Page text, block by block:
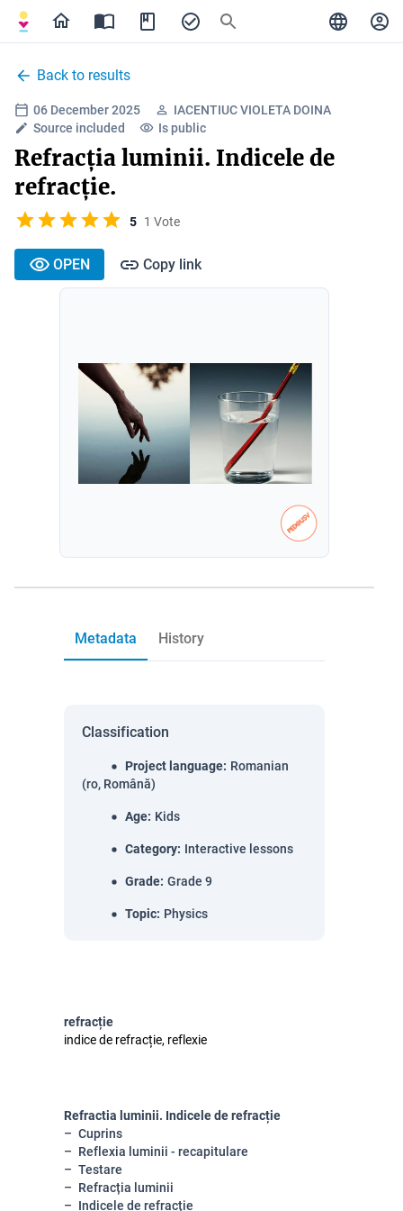
Back to results
06 December 2025
IACENTIUC VIOLETA DOINA
Source included
Is public
Refracția luminii. Indicele de
refracție.
5 1 Vote
OPEN Copy link
Metadata History
Classification
Project language: Romanian
(ro, Română)
Age: Kids
Category: Interactive lessons
Grade: Grade 9
Topic: Physics
refracție
indice de refracție, reflexie
Refractia luminii. Indicele de refracție
Cuprins
Reflexia luminii - recapitulare
Testare
Refracția luminii
Indicele de refracție